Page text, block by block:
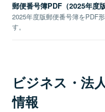
郵便番号簿PDF（2025年度版
2025年度版郵便番号簿をPDF
す。
ビジネス・法
情報